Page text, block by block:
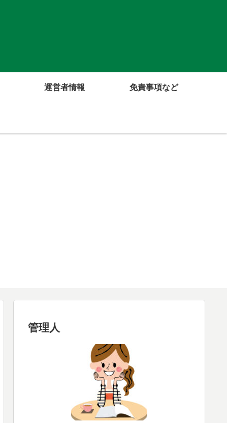
運営者情報 免責事項など
管理人